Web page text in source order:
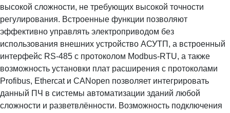
высокой сложности, не требующих высокой точности
регулирования. Встроенные функции позволяют
эффективно управлять электроприводом без
использования внешних устройство АСУТП, а встроенный
интерфейс RS-485 с протоколом Modbus-RTU, а также
возможность установки плат расширения с протоколами
Profibus, Ethercat и CANopen позволяет интегрировать
данный ПЧ в системы автоматизации зданий любой
сложности и разветвлённости. Возможность подключения